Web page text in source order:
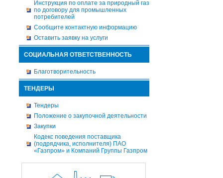
Инструкция по оплате за природный газ
по договору для промышленных
потребителей
Сообщите контактную информацию
Оставить заявку на услуги
СОЦИАЛЬНАЯ ОТВЕТСТВЕННОСТЬ
Благотворительность
ТЕНДЕРЫ
Тендеры
Положение о закупочной деятельности
Закупки
Кодекс поведения поставщика
(подрядчика, исполнителя) ПАО
«Газпром» и Компаний Группы Газпром